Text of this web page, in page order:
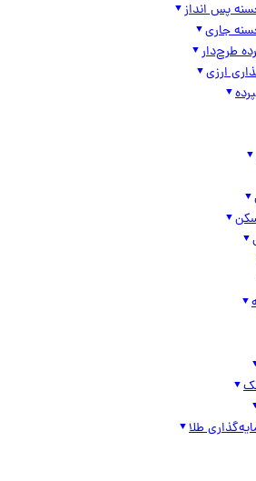
انداز
ارزی
طلا